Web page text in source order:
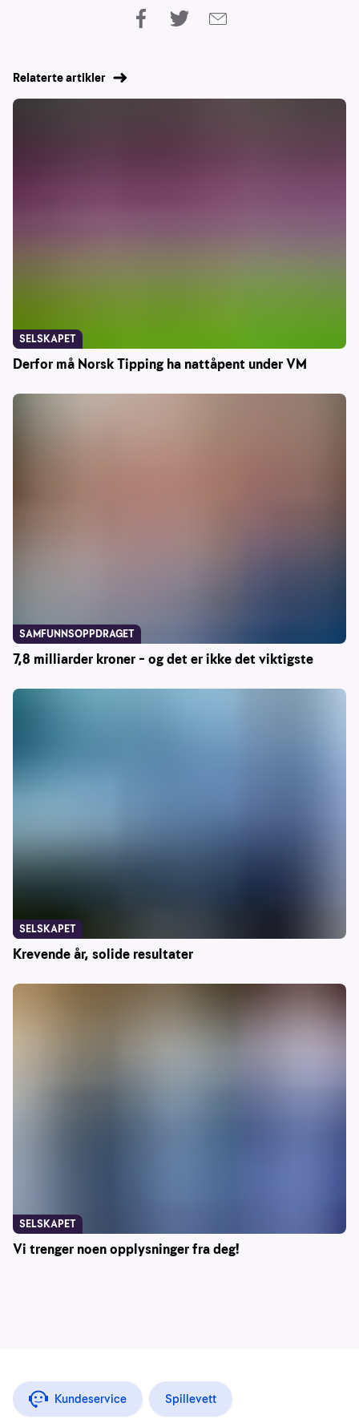
Relaterte artikler
Derfor må Norsk Tipping ha nattåpent under VM
SELSKAPET
7,8 milliarder kroner – og det er ikke det viktigste
SAMFUNNSOPPDRAGET
Krevende år, solide resultater
SELSKAPET
Vi trenger noen opplysninger fra deg!
SELSKAPET
Kundeservice Spillevett